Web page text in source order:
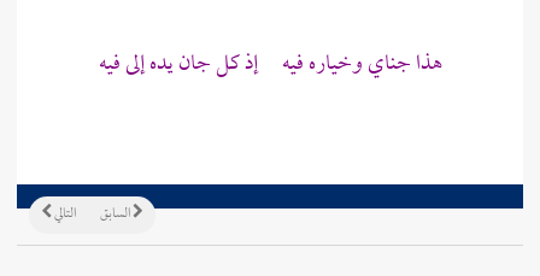
هذا جناي وخياره فيه إذ كل جان يده إلى فيه
التالي السابق